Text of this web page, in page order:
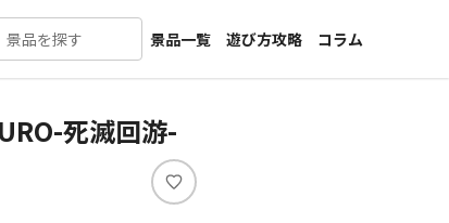
景品を探す
景品一覧
新着景品
カテゴリ一覧
メーカー一覧
遊び方攻略
コラム
インタビュー
死滅回游-
い